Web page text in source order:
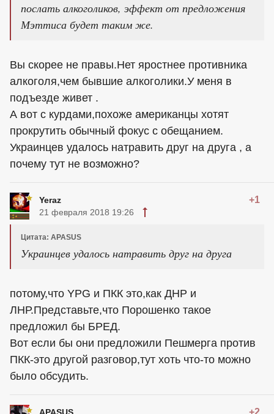
послать алкоголиков, эффект от предложения
Мэттиса будет таким же.
Вы скорее не правы.Нет яростнее противника
алкоголя,чем бывшие алкоголики.У меня в
подъезде живет .
А вот с курдами,похоже американцы хотят
прокрутить обычный фокус с обещанием.
Украинцев удалось натравить друг на друга , а
почему тут не возможно?
Yeraz +1
21 февраля 2018 19:26
Цитата: APASUS
Украинцев удалось натравить друг на друга
потому,что YPG и ПКК это,как ДНР и
ЛНР.Представьте,что Порошенко такое
предложил бы БРЕД.
Вот если бы они предложили Пешмерга против
ПКК-это другой разговор,тут хоть что-то можно
было обсудить.
+2